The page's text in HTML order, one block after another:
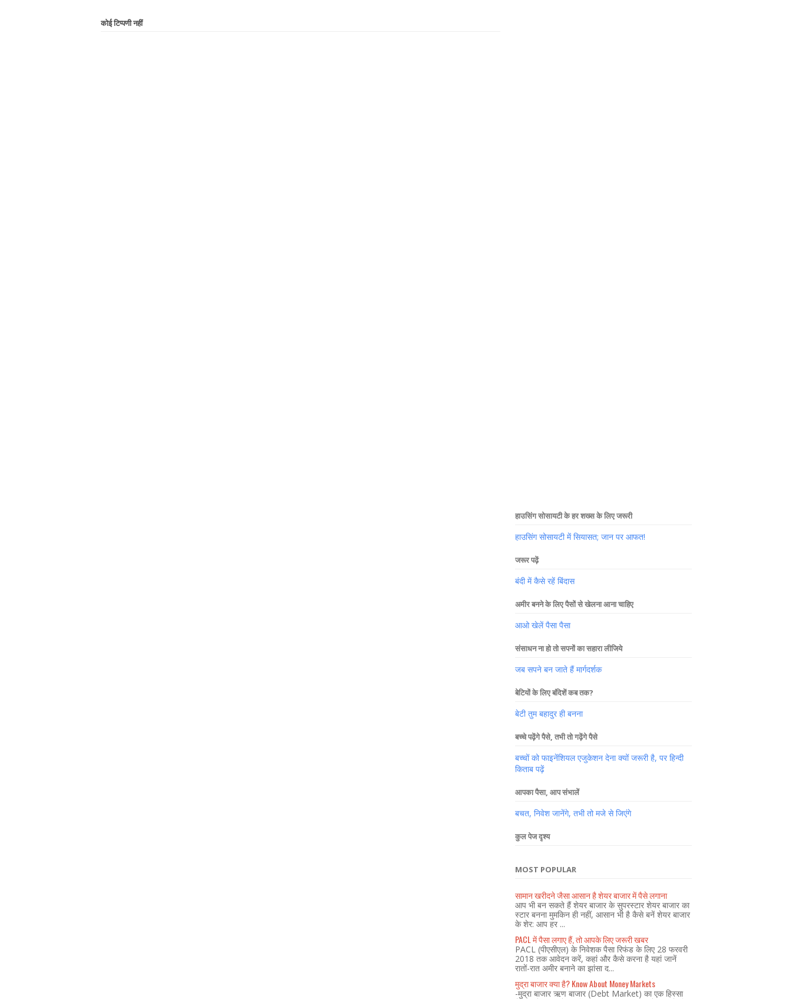
कोई टिप्पणी नहीं
हाउसिंग सोसायटी के हर शख्स के लिए जरूरी
हाउसिंग सोसायटी में सियासत; जान पर आफत!
जरूर पढ़ें
बंदी में कैसे रहें बिंदास
अमीर बनने के लिए पैसों से खेलना आना चाहिए
आओ खेलें पैसा पैसा
संसाधन ना हो तो सपनों का सहारा लीजिये
जब सपने बन जाते हैं मार्गदर्शक
बेटियों के लिए बंदिशें कब तक?
बेटी तुम बहादुर ही बनना
बच्चे पढ़ेंगे पैसे, तभी तो गढ़ेंगे पैसे
बच्चों को फाइनेंशियल एजुकेशन देना क्यों जरूरी है, पर हिन्दी
किताब पढ़ें
आपका पैसा, आप संभालें
बचत, निवेश जानेंगे, तभी तो मजे से जिएंगे
कुल पेज दृश्य
MOST POPULAR
सामान खरीदने जैसा आसान है शेयर बाजार में पैसे लगाना
आप भी बन सकते हैं शेयर बाजार के सुपरस्टार शेयर बाजार का
स्टार बनना मुमकिन ही नहीं, आसान भी है कैसे बनें शेयर बाजार
के शेर: आप हर ...
PACL में पैसा लगाए हैं, तो आपके लिए जरूरी खबर
PACL (पीएसीएल) के निवेशक पैसा रिफंड के लिए 28 फरवरी
2018 तक आवेदन करें, कहां और कैसे करना है यहां जानें
रातों-रात अमीर बनाने का झांसा द...
मुद्रा बाजार क्या है? Know About Money Markets
-मुद्रा बाजार ऋण बाजार (Debt Market) का एक हिस्सा